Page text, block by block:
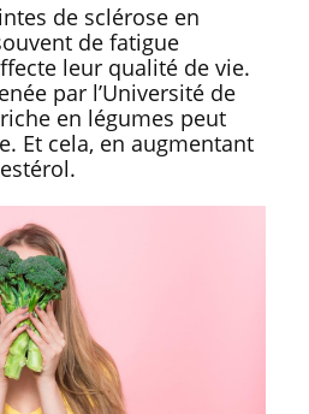
de sclérose en
de fatigue
leur qualité de vie.
par l’Université de
en légumes peut
Et cela, en augmentant